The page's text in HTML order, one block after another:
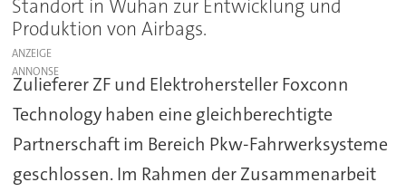
Standort in Wuhan zur Entwicklung und
Produktion von Airbags.
ANZEIGE
Zulieferer ZF und Elektrohersteller Foxconn
Technology haben eine gleichberechtigte
Partnerschaft im Bereich Pkw-Fahrwerksysteme
geschlossen. Im Rahmen der Zusammenarbeit